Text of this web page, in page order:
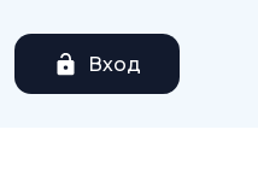
Вход